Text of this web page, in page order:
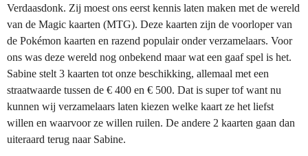
Verdaasdonk. Zij moest ons eerst kennis laten maken met de wereld
van de Magic kaarten (MTG). Deze kaarten zijn de voorloper van
de Pokémon kaarten en razend populair onder verzamelaars. Voor
ons was deze wereld nog onbekend maar wat een gaaf spel is het.
Sabine stelt 3 kaarten tot onze beschikking, allemaal met een
straatwaarde tussen de € 400 en € 500. Dat is super tof want nu
kunnen wij verzamelaars laten kiezen welke kaart ze het liefst
willen en waarvoor ze willen ruilen. De andere 2 kaarten gaan dan
uiteraard terug naar Sabine.